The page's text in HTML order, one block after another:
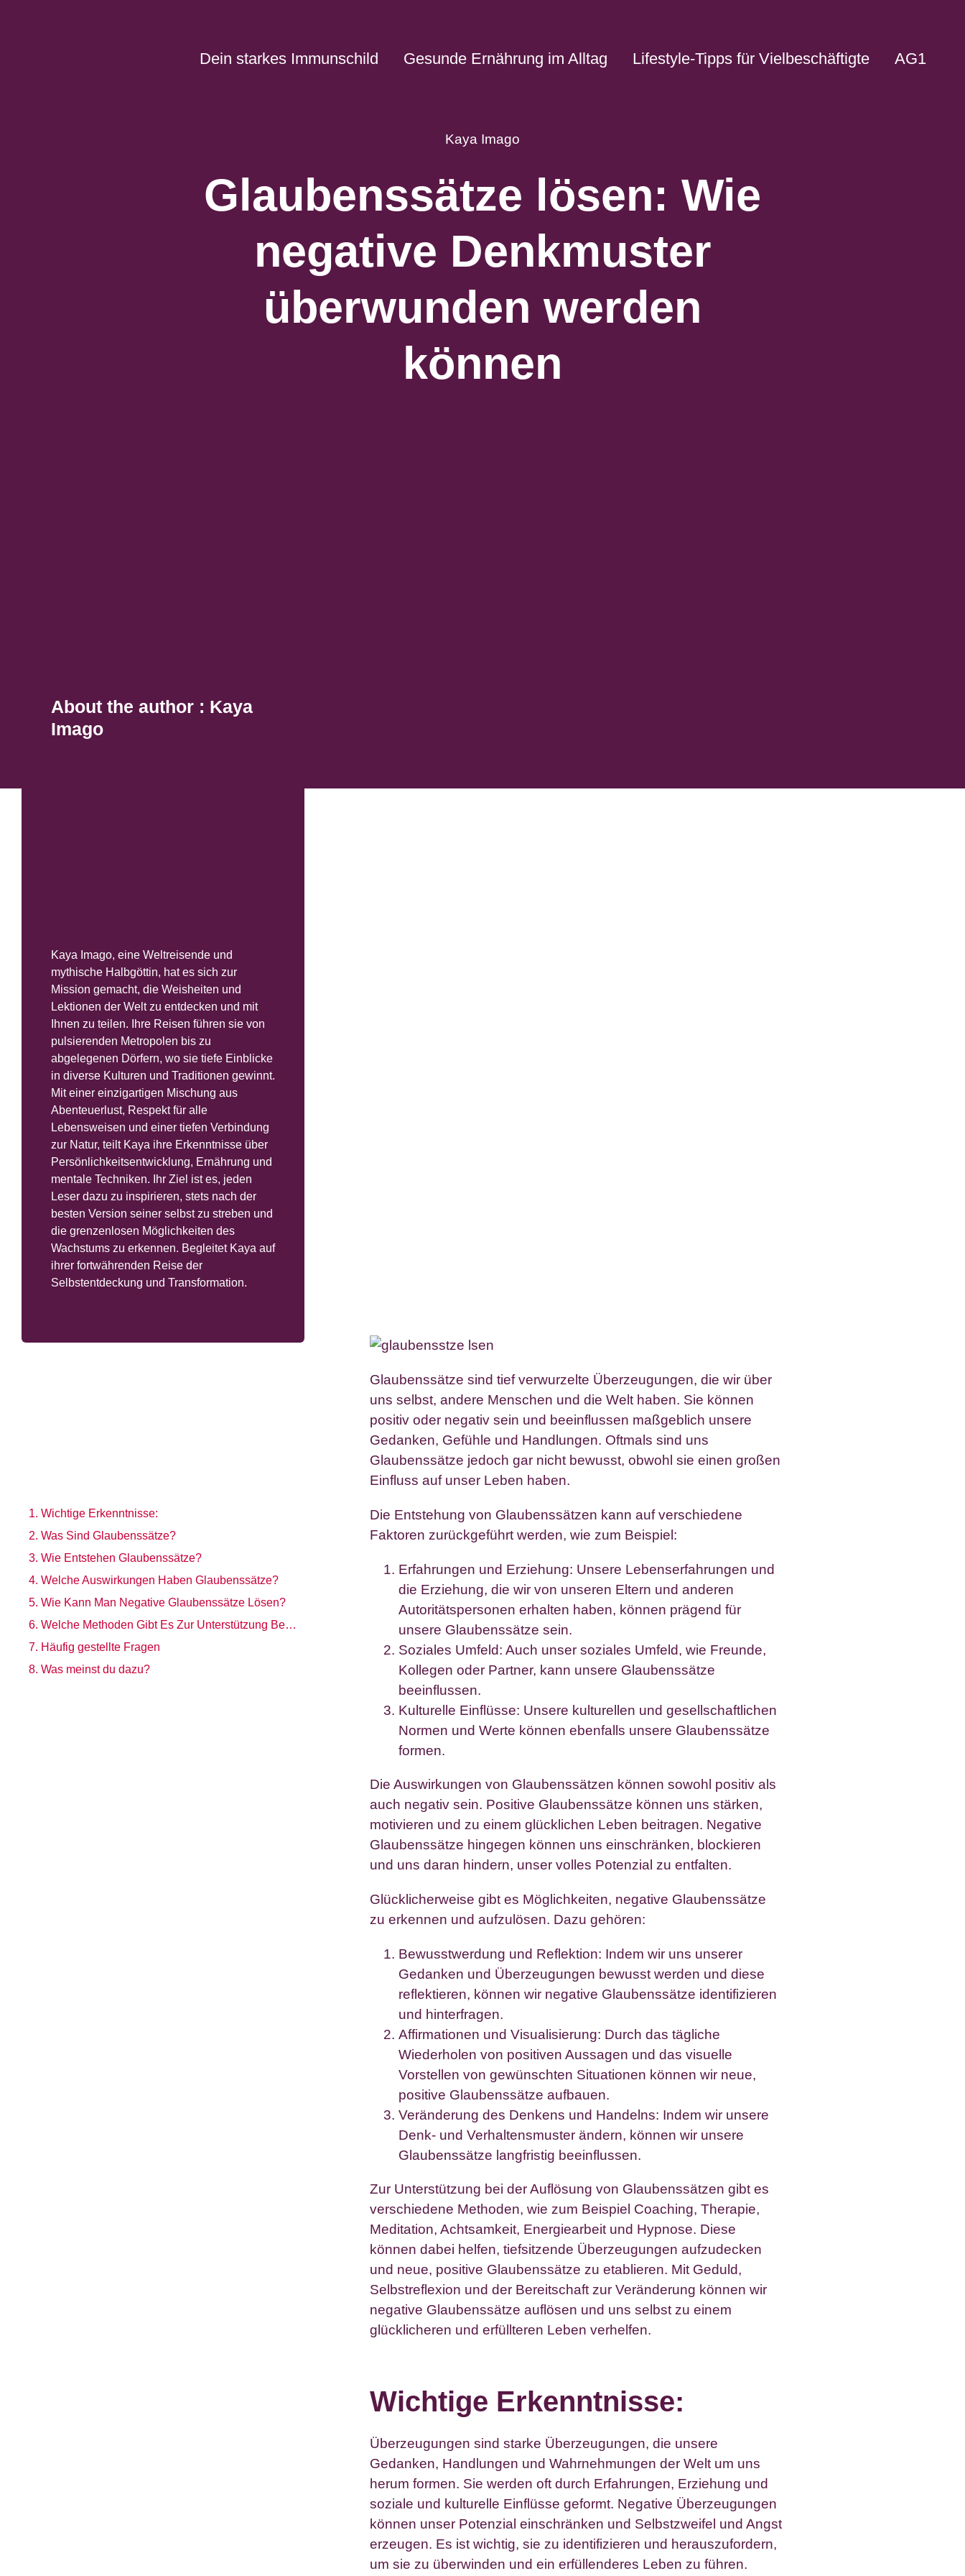
Dein starkes Immunschild Gesunde Ernährung im Alltag Lifestyle-Tipps für Vielbeschäftigte AG1
Kaya Imago
Glaubenssätze lösen: Wie
negative Denkmuster
überwunden werden
können
About the author : Kaya
Imago
Kaya Imago, eine Weltreisende und
mythische Halbgöttin, hat es sich zur
Mission gemacht, die Weisheiten und
Lektionen der Welt zu entdecken und mit
Ihnen zu teilen. Ihre Reisen führen sie von
pulsierenden Metropolen bis zu
abgelegenen Dörfern, wo sie tiefe Einblicke
in diverse Kulturen und Traditionen gewinnt.
Mit einer einzigartigen Mischung aus
Abenteuerlust, Respekt für alle
Lebensweisen und einer tiefen Verbindung
zur Natur, teilt Kaya ihre Erkenntnisse über
Persönlichkeitsentwicklung, Ernährung und
mentale Techniken. Ihr Ziel ist es, jeden
Leser dazu zu inspirieren, stets nach der
besten Version seiner selbst zu streben und
die grenzenlosen Möglichkeiten des
Wachstums zu erkennen. Begleitet Kaya auf
ihrer fortwährenden Reise der
Selbstentdeckung und Transformation.
Wichtige Erkenntnisse:
Was Sind Glaubenssätze?
Wie Entstehen Glaubenssätze?
Welche Auswirkungen Haben Glaubenssätze?
Wie Kann Man Negative Glaubenssätze Lösen?
Welche Methoden Gibt Es Zur Unterstützung Bei Der Auflösung Von Glaubenssätzen?
Häufig gestellte Fragen
Was meinst du dazu?
Glaubenssätze sind tief verwurzelte Überzeugungen, die wir über
uns selbst, andere Menschen und die Welt haben. Sie können
positiv oder negativ sein und beeinflussen maßgeblich unsere
Gedanken, Gefühle und Handlungen. Oftmals sind uns
Glaubenssätze jedoch gar nicht bewusst, obwohl sie einen großen
Einfluss auf unser Leben haben.
Die Entstehung von Glaubenssätzen kann auf verschiedene
Faktoren zurückgeführt werden, wie zum Beispiel:
Erfahrungen und Erziehung: Unsere Lebenserfahrungen und
die Erziehung, die wir von unseren Eltern und anderen
Autoritätspersonen erhalten haben, können prägend für
unsere Glaubenssätze sein.
Soziales Umfeld: Auch unser soziales Umfeld, wie Freunde,
Kollegen oder Partner, kann unsere Glaubenssätze
beeinflussen.
Kulturelle Einflüsse: Unsere kulturellen und gesellschaftlichen
Normen und Werte können ebenfalls unsere Glaubenssätze
formen.
Die Auswirkungen von Glaubenssätzen können sowohl positiv als
auch negativ sein. Positive Glaubenssätze können uns stärken,
motivieren und zu einem glücklichen Leben beitragen. Negative
Glaubenssätze hingegen können uns einschränken, blockieren
und uns daran hindern, unser volles Potenzial zu entfalten.
Glücklicherweise gibt es Möglichkeiten, negative Glaubenssätze
zu erkennen und aufzulösen. Dazu gehören:
Bewusstwerdung und Reflektion: Indem wir uns unserer
Gedanken und Überzeugungen bewusst werden und diese
reflektieren, können wir negative Glaubenssätze identifizieren
und hinterfragen.
Affirmationen und Visualisierung: Durch das tägliche
Wiederholen von positiven Aussagen und das visuelle
Vorstellen von gewünschten Situationen können wir neue,
positive Glaubenssätze aufbauen.
Veränderung des Denkens und Handelns: Indem wir unsere
Denk- und Verhaltensmuster ändern, können wir unsere
Glaubenssätze langfristig beeinflussen.
Zur Unterstützung bei der Auflösung von Glaubenssätzen gibt es
verschiedene Methoden, wie zum Beispiel Coaching, Therapie,
Meditation, Achtsamkeit, Energiearbeit und Hypnose. Diese
können dabei helfen, tiefsitzende Überzeugungen aufzudecken
und neue, positive Glaubenssätze zu etablieren. Mit Geduld,
Selbstreflexion und der Bereitschaft zur Veränderung können wir
negative Glaubenssätze auflösen und uns selbst zu einem
glücklicheren und erfüllteren Leben verhelfen.
Wichtige Erkenntnisse:
Überzeugungen sind starke Überzeugungen, die unsere
Gedanken, Handlungen und Wahrnehmungen der Welt um uns
herum formen. Sie werden oft durch Erfahrungen, Erziehung und
soziale und kulturelle Einflüsse geformt. Negative Überzeugungen
können unser Potenzial einschränken und Selbstzweifel und Angst
erzeugen. Es ist wichtig, sie zu identifizieren und herauszufordern,
um sie zu überwinden und ein erfüllenderes Leben zu führen.